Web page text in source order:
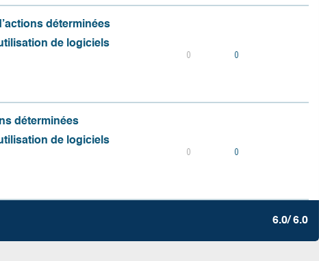
déterminées
de logiciels
0 0
déterminées
de logiciels
0 0
6.0/ 6.0